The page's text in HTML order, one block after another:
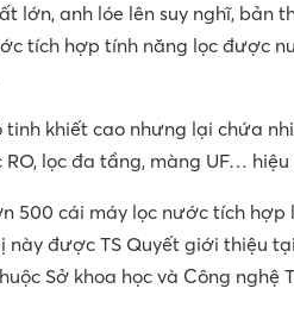
lớn, anh lóe lên suy nghĩ, bản
tích hợp tính năng lọc được
khiết cao nhưng lại chứa
lọc đa tầng, màng UF…
500 cái máy lọc nước tích
này được TS Quyết giới thiệu
Sở khoa học và Công nghệ